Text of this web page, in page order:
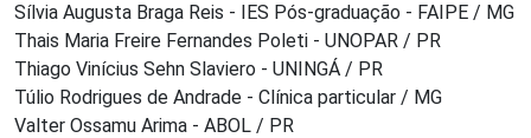
Sílvia Augusta Braga Reis - IES Pós-graduação - FAIPE / MG
Thais Maria Freire Fernandes Poleti - UNOPAR / PR
Thiago Vinícius Sehn Slaviero - UNINGÁ / PR
Túlio Rodrigues de Andrade - Clínica particular / MG
Valter Ossamu Arima - ABOL / PR